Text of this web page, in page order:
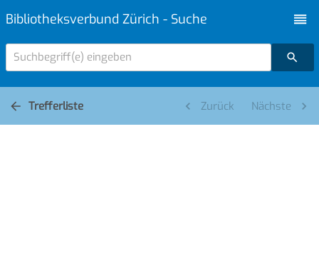
Bibliotheksverbund Zürich - Suche
Suchbegriff(e) eingeben
Trefferliste Zurück Nächste